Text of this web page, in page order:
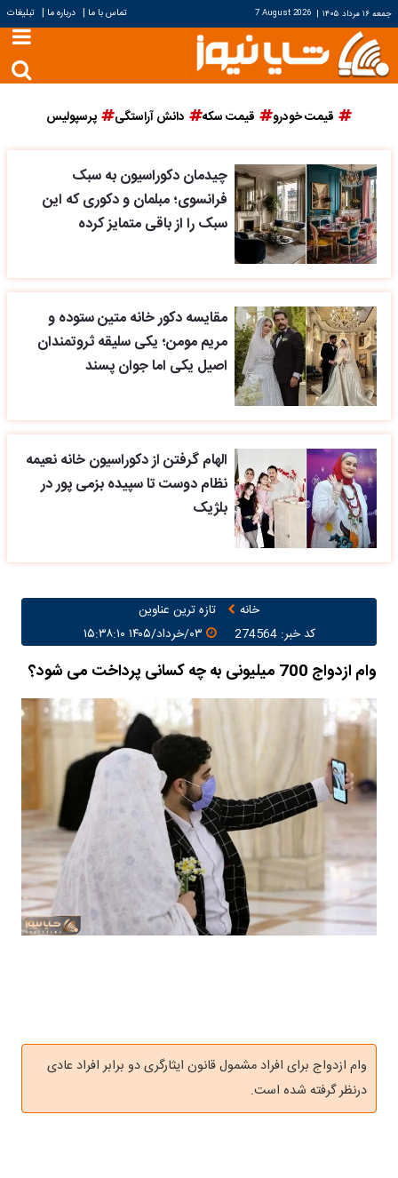
جمعه ۱۶ مرداد ۱۴۰۵ |
7 August 2026 تماس با ما | درباره ما | تبلیغات
قیمت خودرو قیمت سکه دانش آراستگی پرسپولیس
چیدمان دکوراسیون به سبک
فرانسوی؛ مبلمان و دکوری که این
سبک را از باقی متمایز کرده
مقایسه دکور خانه متین ستوده و
مریم مومن؛ یکی سلیقه ثروتمندان
اصیل یکی اما جوان پسند
الهام گرفتن از دکوراسیون خانه نعیمه
نظام دوست تا سپیده بزمی پور در
بلژیک
خانه
تازه ترین عناوین
کد خبر: 274564
وام ازدواج 700 میلیونی به چه کسانی پرداخت می شود؟
وام ازدواج برای افراد مشمول قانون ایثارگری دو برابر افراد عادی
درنظر گرفته شده است.